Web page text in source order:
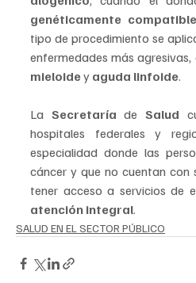
genéticamente compatible
tipo de procedimiento se
enfermedades más agresivas,
mieloide y aguda linfoide.
La Secretaría de Salud
hospitales federales y
especialidad donde las
cáncer y que no cuentan con
atención integral.
SALUD EN EL SECTOR PÚBLICO